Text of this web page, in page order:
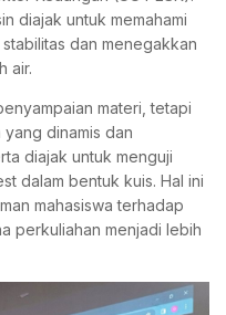
diajak untuk memahami
dan menegakkan
air.
materi, tetapi
dinamis dan
diajak untuk menguji
dalam bentuk kuis. Hal ini
mahasiswa terhadap
perkuliahan menjadi lebih